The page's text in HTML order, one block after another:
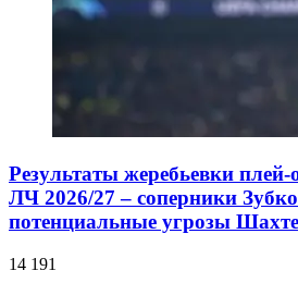
Результаты жеребьевки
ЛЧ 2026/27 – соперники
потенциальные угрозы
14 191